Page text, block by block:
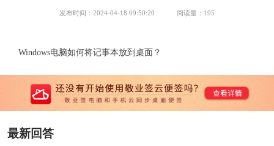
发布时间：2024-04-18 09:50:20 阅读量： 195
Windows电脑如何将记事本放到桌面？
最新回答